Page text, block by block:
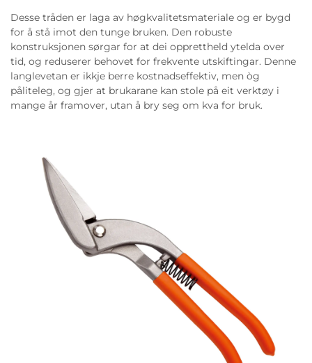
Desse tråden er laga av høgkvalitetsmateriale og er bygd
for å stå imot den tunge bruken. Den robuste
konstruksjonen sørgar for at dei opprettheld ytelda over
tid, og reduserer behovet for frekvente utskiftingar. Denne
langlevetan er ikkje berre kostnadseffektiv, men òg
påliteleg, og gjer at brukarane kan stole på eit verktøy i
mange år framover, utan å bry seg om kva for bruk.